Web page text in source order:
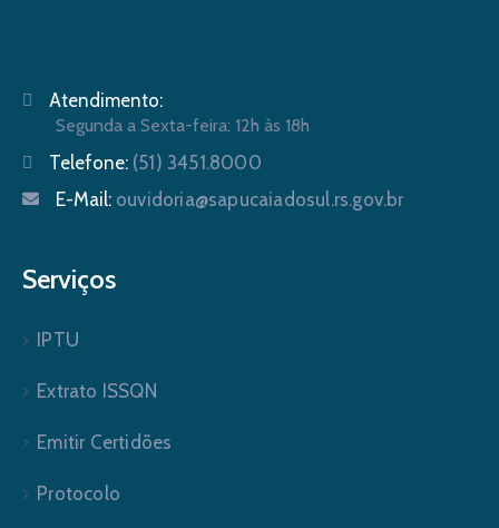
Atendimento:
Segunda a Sexta-feira: 12h às 18h
Telefone: (51) 3451.8000
E-Mail: ouvidoria@sapucaiadosul.rs.gov.br
Serviços
IPTU
Extrato ISSQN
Emitir Certidões
Protocolo